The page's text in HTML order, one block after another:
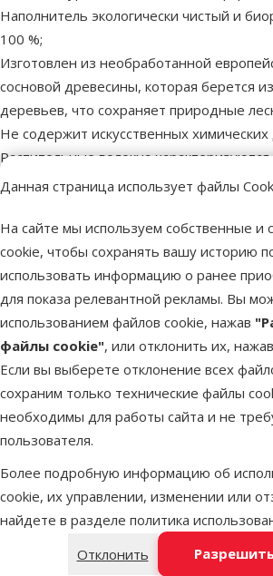
Данная страница использует файлы
На сайте мы используем собственные и
cookie, чтобы сохранять вашу историю
использовать информацию о ранее
для показа релевантной рекламы. Вы
использованием файлов cookie, нажав
файлы cookie", или отклонить их, нажав
Если вы выберете отклонение всех
сохраним только технические файлы
необходимы для работы сайта и не
пользователя.
Более подробную информацию об
cookie, их управлении, изменении или
найдете в разделе политика
Отклонить
Наполнитель экологически чистый и
100 %;
Изготовлен из необработанной
сосновой древесины, которая берется
деревьев, что сохраняет природные
Не содержит искусственных химических
Растительные волокна
мягкостью и отсутствием пыли, что
Наполнитель можно выбрасывать в
Применение: В чистый кошачий туалет
наполнитель слоем около 3 см.
отходы и комки, а при необходимости
полностью. Следите за тем, чтобы
был заполнен свежим слоем
Параметры
Объем
20 l
Материал
Вид наполнителя Цементирующий
Аромат
Без запаха
Бренд
Cat´s Best
EAN
4002973186695